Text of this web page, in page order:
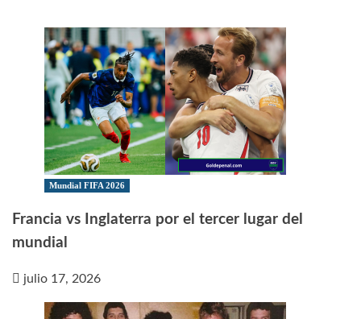
Mundial FIFA 2026
Francia vs Inglaterra por el tercer lugar del
mundial
julio 17, 2026